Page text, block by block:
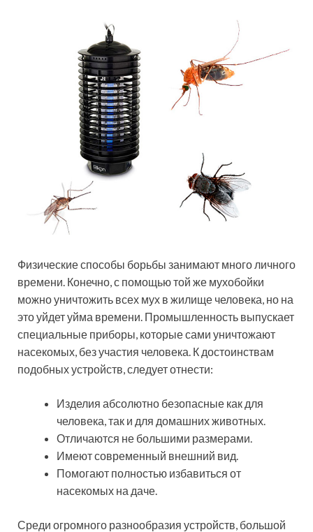
Физические способы борьбы занимают много личного
времени. Конечно, с помощью той же мухобойки
можно уничтожить всех мух в жилище человека, но на
это уйдет уйма времени. Промышленность выпускает
специальные приборы, которые сами уничтожают
насекомых, без участия человека. К достоинствам
подобных устройств, следует отнести:
Изделия абсолютно безопасные как для
человека, так и для домашних животных.
Отличаются не большими размерами.
Имеют современный внешний вид.
Помогают полностью избавиться от
насекомых на даче.
Среди огромного разнообразия устройств, большой